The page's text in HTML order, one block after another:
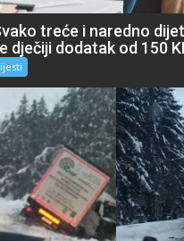
treće i naredno
dječiji dodatak od 150